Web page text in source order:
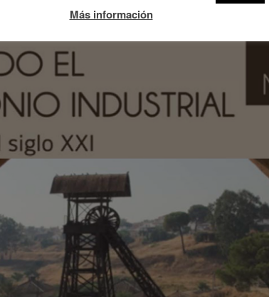
Más información